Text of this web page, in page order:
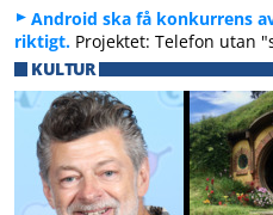
Android ska få konkurrens
riktigt. Projektet: Telefon utan
KULTUR